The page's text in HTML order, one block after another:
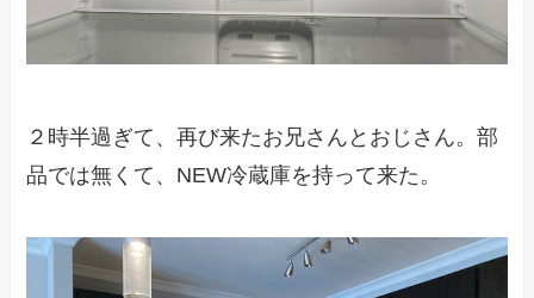
２時半過ぎて、再び来たお兄さんとおじさん。部
品では無くて、NEW冷蔵庫を持って来た。